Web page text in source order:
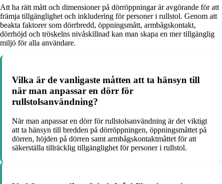
Att ha rätt mått och dimensioner på dörröppningar är avgörande för att
främja tillgänglighet och inkludering för personer i rullstol. Genom att
beakta faktorer som dörrbredd, öppningsmått, armbågskontakt,
dörrhöjd och tröskelns nivåskillnad kan man skapa en mer tillgänglig
miljö för alla användare.
Vilka är de vanligaste måtten att ta hänsyn till
när man anpassar en dörr för
rullstolsanvändning?
När man anpassar en dörr för rullstolsanvändning är det viktigt
att ta hänsyn till bredden på dörröppningen, öppningsmåttet på
dörren, höjden på dörren samt armbågskontaktmåttet för att
säkerställa tillräcklig tillgänglighet för personer i rullstol.